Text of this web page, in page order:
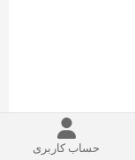
سارافون قلاب بافی
رج به رج همراه با
حساب کاربری